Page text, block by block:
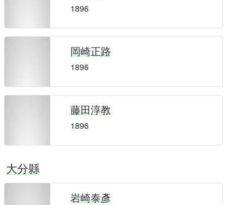
1896
岡崎正路
1896
藤田淳教
1896
大分縣
岩崎泰彥